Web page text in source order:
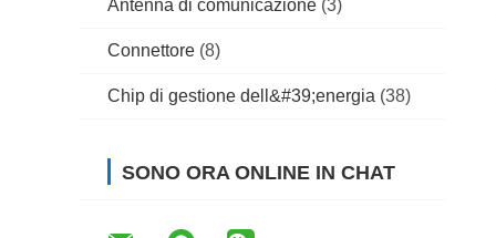
Antenna di comunicazione (3)
Connettore (8)
Chip di gestione dell&#39;energia (38)
SONO ORA ONLINE IN CHAT